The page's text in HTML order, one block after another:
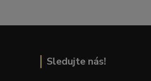
Sledujte nás!